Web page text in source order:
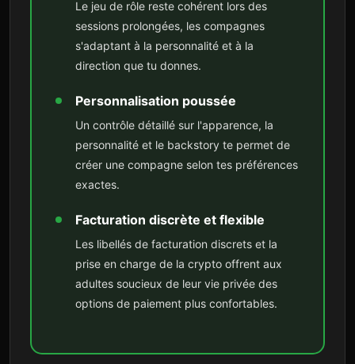
Le jeu de rôle reste cohérent lors des
sessions prolongées, les compagnes
s'adaptant à la personnalité et à la
direction que tu donnes.
Personnalisation poussée
Un contrôle détaillé sur l'apparence, la
personnalité et le backstory te permet de
créer une compagne selon tes préférences
exactes.
Facturation discrète et flexible
Les libellés de facturation discrets et la
prise en charge de la crypto offrent aux
adultes soucieux de leur vie privée des
options de paiement plus confortables.